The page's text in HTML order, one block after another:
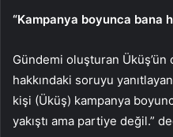
“Kampanya boyunca bana
Gündemi oluşturan
hakkındaki soruyu
kişi (Üküş) kampanya
yakıştı ama partiye değil.”